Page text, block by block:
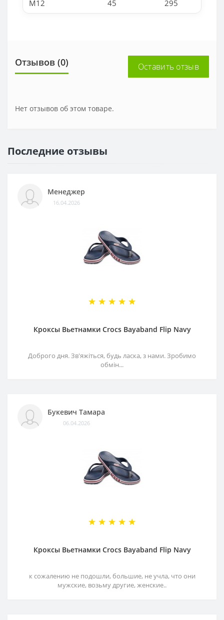
M12
45 295
Отзывов (0) Оставить отзыв
Нет отзывов об этом товаре.
Последние отзывы
Менеджер
16.04.2026
Кроксы Вьетнамки Crocs Bayaband Flip Navy
Доброго дня. Зв'яжіться, будь ласка, з нами. Зробимо
обмін...
Букевич Тамара
06.04.2026
Кроксы Вьетнамки Crocs Bayaband Flip Navy
к сожалению не подошли, большие, не учла, что они
мужские, возьму другие, женские..